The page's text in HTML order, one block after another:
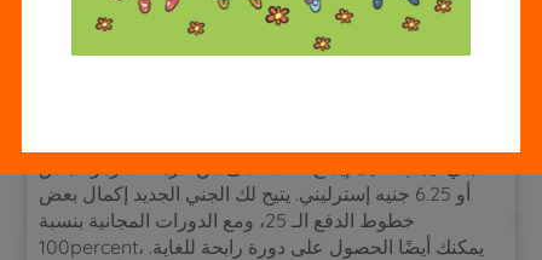
لكل نوع من المستخدمين.
أو 6.25 جنيه إسترليني. يتيح لك الجني الجديد إكمال بعض
خطوط الدفع الـ 25، ومع الدورات المجانية بنسبة
100percent، يمكنك أيضًا الحصول على دورة رابحة للغاية.